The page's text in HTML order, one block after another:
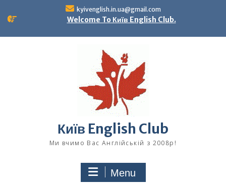
kyivenglish.in.ua@gmail.com
Welcome To Київ English Club.
Київ English Club
Ми вчимо Вас Англійській з 2008р!
Menu